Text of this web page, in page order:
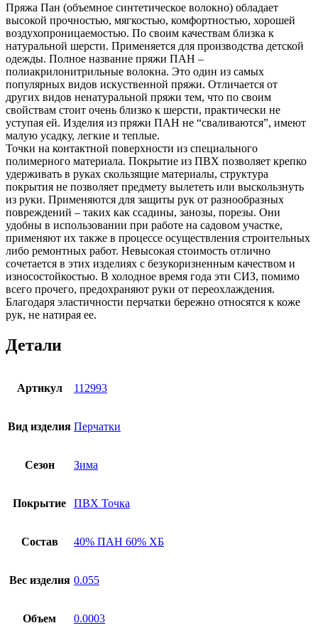
Пряжа Пан (объемное синтетическое волокно) обладает
высокой прочностью, мягкостью, комфортностью, хорошей
воздухопроницаемостью. По своим качествам близка к
натуральной шерсти. Применяется для производства детской
одежды. Полное название пряжи ПАН –
полиакрилонитрильные волокна. Это один из самых
популярных видов искуственной пряжи. Отличается от
других видов ненатуральной пряжи тем, что по своим
свойствам стоит очень близко к шерсти, практически не
уступая ей. Изделия из пряжи ПАН не “сваливаются”, имеют
малую усадку, легкие и теплые.
Точки на контактной поверхности из специального
полимерного материала. Покрытие из ПВХ позволяет крепко
удерживать в руках скользящие материалы, структура
покрытия не позволяет предмету вылететь или выскользнуть
из руки. Применяются для защиты рук от разнообразных
повреждений – таких как ссадины, занозы, порезы. Они
удобны в использовании при работе на садовом участке,
применяют их также в процессе осуществления строительных
либо ремонтных работ. Невысокая стоимость отлично
сочетается в этих изделиях с безукоризненным качеством и
износостойкостью. В холодное время года эти СИЗ, помимо
всего прочего, предохраняют руки от переохлаждения.
Благодаря эластичности перчатки бережно относятся к коже
рук, не натирая ее.
Детали
Артикул 112993
Вид изделия Перчатки
Сезон Зима
Покрытие ПВХ Точка
Состав 40% ПАН 60% ХБ
Вес изделия 0.055
Объем 0.0003